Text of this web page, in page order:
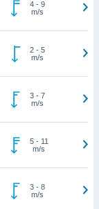
4- 9
m/s
2- 5
m/s
3- 7
m/s
5- 11
m/s
3- 8
m/s